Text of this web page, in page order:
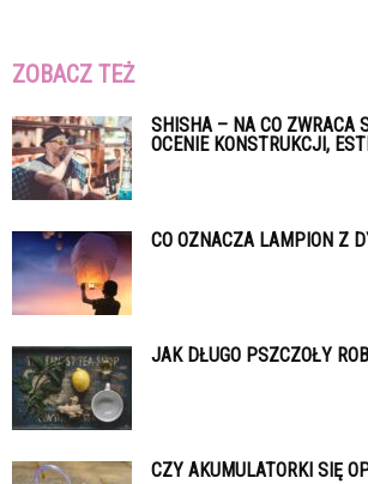
ZOBACZ TEŻ
SHISHA – NA CO ZWRACA
OCENIE KONSTRUKCJI,
CO OZNACZA LAMPION Z
JAK DŁUGO PSZCZOŁY
CZY AKUMULATORKI SIĘ